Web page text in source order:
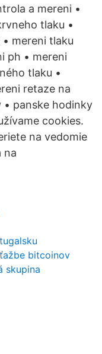
a mereni •
tlaku •
mereni tlaku
ph • mereni
tlaku •
retaze na
• panske hodinky
cookies.
na vedomie
na
bitcoinov
skupina